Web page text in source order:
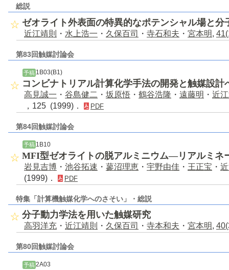
総説
ゼオライト外表面の特異的なポテンシャル場と分
近江靖則 ・ 水上浩一 ・ 久保百司 ・ 寺石和夫 ・ 宮本明,
第83回触媒討論会
予稿1B03(B1)
コンビナトリアル計算化学手法の開発と触媒設計
高見誠一 ・ 谷島健二 ・ 坂原悟 ・ 鶴谷浩隆 ・ 遠藤明 ・ 近
，125 (1999)．
PDF
第84回触媒討論会
予稿 1B10
MFI型ゼオライトの脱アルミニウム―リアルミネ
岩見吉博 ・ 池谷拓速 ・ 蓼沼理恵 ・ 宇野由佳 ・ 王正宝 ・
(1999)．
PDF
特集「計算機触媒化学へのさそい」・総説
分子動力学法を用いた触媒研究
高羽洋充 ・ 近江靖則 ・ 久保百司 ・ 寺本和夫 ・ 宮本明,
第80回触媒討論会
予稿 2A03